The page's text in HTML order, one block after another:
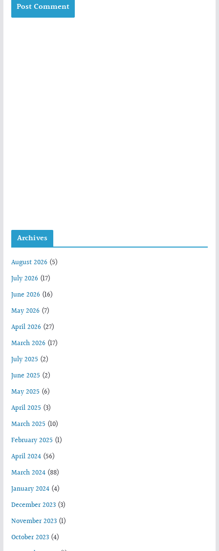
Archives
August 2026(5)
July 2026(17)
June 2026(16)
May 2026(7)
April 2026(27)
March 2026(17)
July 2025 (2)
June 2025 (2)
May 2025 (6)
April 2025 (3)
March 2025 (10)
February 2025 (1)
April 2024(56)
March 2024(88)
January 2024(4)
December 2023(3)
November 2023(1)
October 2023(4)